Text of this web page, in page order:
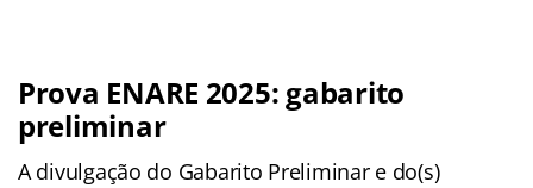
Prova ENARE 2025: gabarito
preliminar
A divulgação do Gabarito Preliminar e do(s)